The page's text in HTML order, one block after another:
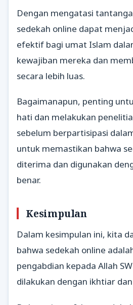
Dengan mengatasi
sedekah online dapat
efektif bagi umat Islam
kewajiban mereka dan
secara lebih luas.
Bagaimanapun, penting
hati dan melakukan
sebelum berpartisipasi
untuk memastikan bahwa
diterima dan digunakan
benar.
Kesimpulan
Dalam kesimpulan ini, kita
bahwa sedekah online
pengabdian kepada Allah
dilakukan dengan ikhtiar